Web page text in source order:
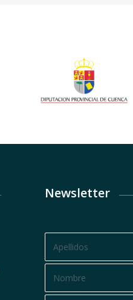
Newsletter